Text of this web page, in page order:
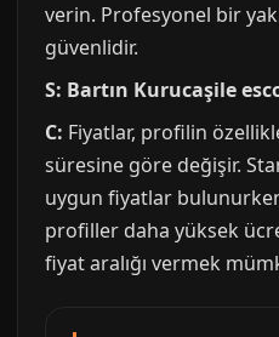
verin. Profesyonel bir
güvenlidir.
S: Bartın Kurucaşile
C: Fiyatlar, profilin
süresine göre değişir.
uygun fiyatlar
profiller daha yüksek
fiyat aralığı vermek